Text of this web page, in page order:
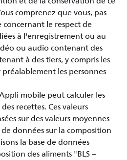
comprenez que vous, pas
concernant le respect de
à l'enregistrement ou au
ou audio contenant des
à des tiers, y compris les
les personnes
mobile peut calculer les
recettes. Ces valeurs
sur des valeurs moyennes
données sur la composition
la base de données
des aliments "BLS –